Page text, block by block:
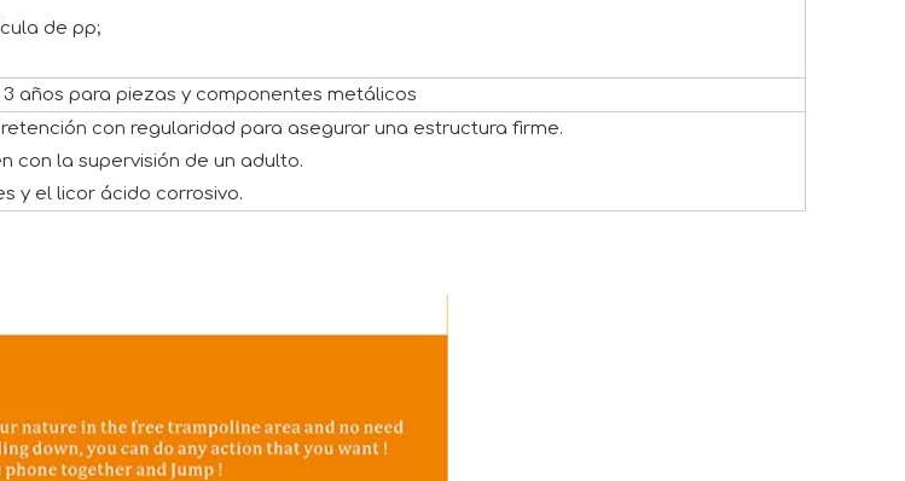
de pp;
años para piezas y componentes metálicos
con regularidad para asegurar una estructura firme.
con la supervisión de un adulto.
y el licor ácido corrosivo.